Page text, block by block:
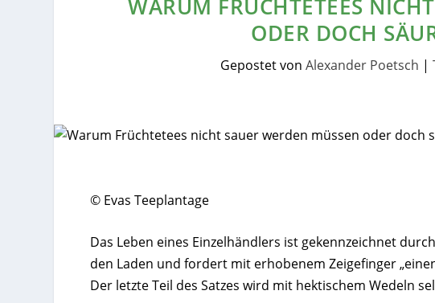
WARUM FRÜCHTETEES
ODER DOCH
Gepostet von Alexander Poetsch |
© Evas Teeplantage
Das Leben eines Einzelhändlers ist gekennzeichnet
den Laden und fordert mit erhobenem Zeigefinger
Der letzte Teil des Satzes wird mit hektischem Wedeln